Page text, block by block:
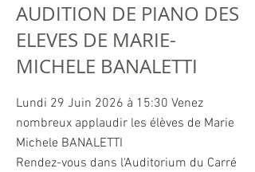
AUDITION DE PIANO DES
ELEVES DE MARIE-
MICHELE BANALETTI
Lundi 29 Juin 2026 à 15:30 Venez
nombreux applaudir les élèves de Marie
Michele BANALETTI
Rendez-vous dans l'Auditorium du Carré